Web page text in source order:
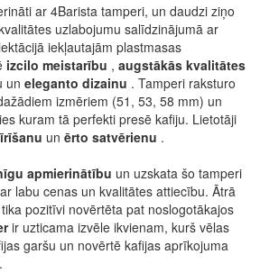
ar 4Barista tamperi, un daudzi ziņo
uzlabojumu salīdzinājumā ar
iekļautajām plastmasas
izcilo meistarību , augstākās kvalitātes
un eleganto dizainu . Tamperi raksturo
izmēriem (51, 53, 58 mm) un
kuram tā perfekti presē kafiju. Lietotāji
un ērto satvērienu .
apmierinātību un uzskata šo tamperi
ar labu cenas un kvalitātes attiecību. Ātrā
pozitīvi novērtēta pat noslogotākajos
ir uzticama izvēle ikvienam, kurš vēlas
garšu un novērtē kafijas aprīkojuma
.